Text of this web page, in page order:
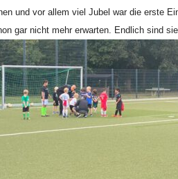
und vor allem viel Jubel war die erste
gar nicht mehr erwarten. Endlich sind